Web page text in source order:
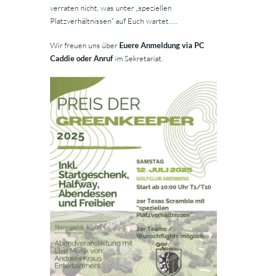
verraten nicht, was unter „speziellen
Platzverhältnissen“ auf Euch wartet…..
Wir freuen uns über Euere Anmeldung via PC
Caddie oder Anruf im Sekretariat.